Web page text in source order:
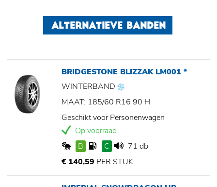
ALTERNATIEVE BANDEN
BRIDGESTONE BLIZZAK LM001 *
WINTERBAND
MAAT: 185/60 R16 90 H
Geschikt voor Personenwagen
Op voorraad
B
C
71 db
€ 140,59 PER STUK